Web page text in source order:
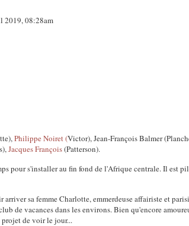
2019, 08:28am
Philippe Noiret (Victor), Jean-François Balmer
Jacques François(Patterson).
pour s'installer au fin fond de l'Afrique centrale. Il est
arriver sa femme Charlotte, emmerdeuse affairiste et
de vacances dans les environs. Bien qu'encore
de voir le jour...